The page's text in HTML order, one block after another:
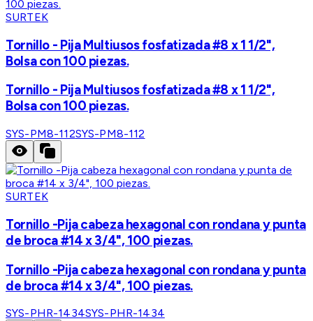
SURTEK
Tornillo - Pija Multiusos fosfatizada #8 x 1 1/2",
Bolsa con 100 piezas.
Tornillo - Pija Multiusos fosfatizada #8 x 1 1/2",
Bolsa con 100 piezas.
SYS-PM8-112SYS-PM8-112
SURTEK
Tornillo -Pija cabeza hexagonal con rondana y punta
de broca #14 x 3/4", 100 piezas.
Tornillo -Pija cabeza hexagonal con rondana y punta
de broca #14 x 3/4", 100 piezas.
SYS-PHR-1434SYS-PHR-1434